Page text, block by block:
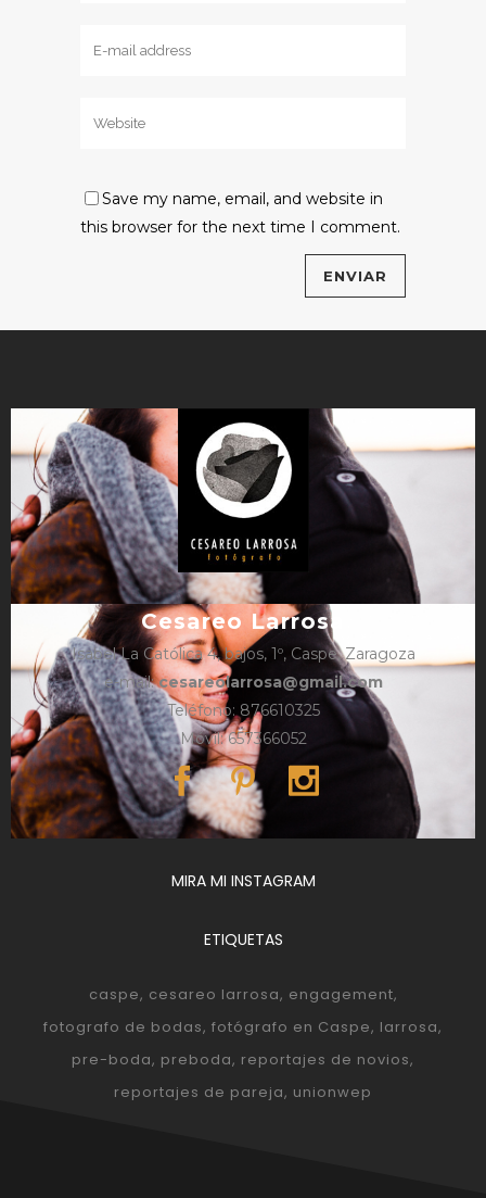
Save my name, email, and website in
this browser for the next time I comment.
Cesareo Larrosa
Isabel La Católica 4, bajos, 1º, Caspe, Zaragoza
e-mail:cesareolarrosa@gmail.com
Teléfono: 876610325
Móvil: 657366052
MIRA MI INSTAGRAM
ETIQUETAS
caspe cesareo larrosa engagement
fotografo de bodas fotógrafo en Caspe larrosa
pre-boda preboda reportajes de novios
reportajes de pareja unionwep